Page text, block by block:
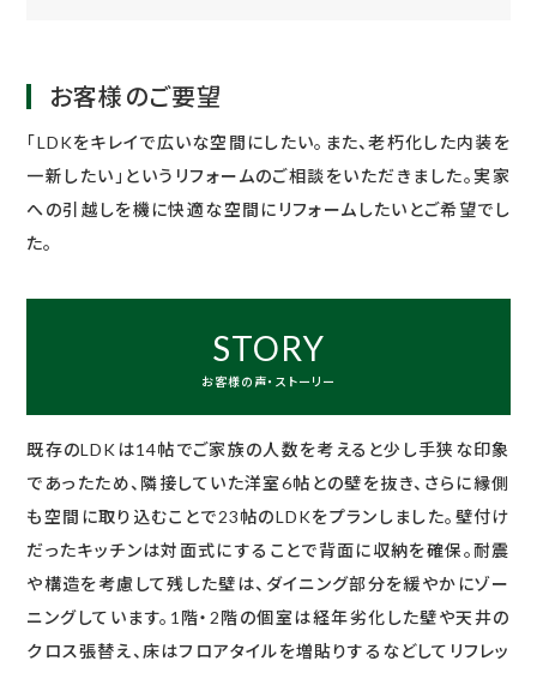
お客様のご要望
「LDKをキレイで広いな空間にしたい。また、老朽化した内装を
一新したい」というリフォームのご相談をいただきました。実家
への引越しを機に快適な空間にリフォームしたいとご希望でし
た。
STORY
お客様の声・ストーリー
既存のLDKは14帖でご家族の人数を考えると少し手狭な印象
であったため、隣接していた洋室6帖との壁を抜き、さらに縁側
も空間に取り込むことで23帖のLDKをプランしました。壁付け
だったキッチンは対面式にすることで背面に収納を確保。耐震
や構造を考慮して残した壁は、ダイニング部分を緩やかにゾー
ニングしています。1階・2階の個室は経年劣化した壁や天井の
クロス張替え、床はフロアタイルを増貼りするなどしてリフレッ